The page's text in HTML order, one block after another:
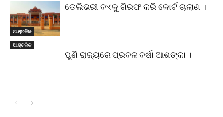
ଆଞ୍ଚଳିକ
ଡେଲିଭରୀ ବଏକୁ ଗିରଫ କରି କୋର୍ଟ ଚାଲାଣ ।
ଆଞ୍ଚଳିକ
ପୁଣି ରାଜ୍ୟରେ ପ୍ରବଳ ବର୍ଷା ଆଶଙ୍କା ।